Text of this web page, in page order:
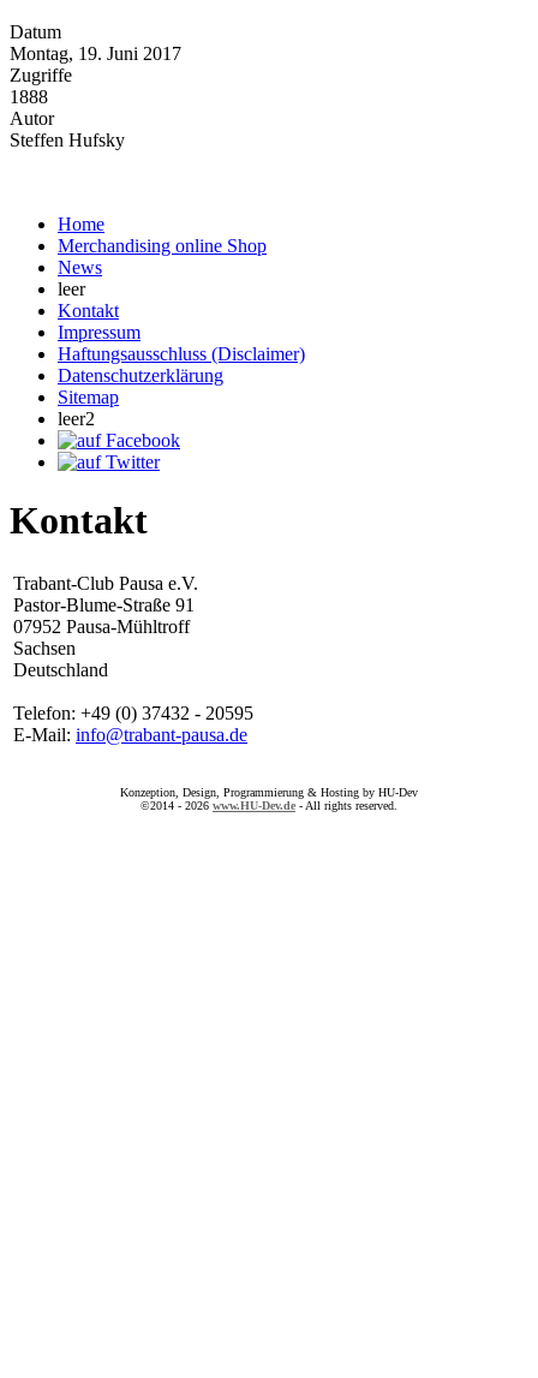
Datum
Montag, 19. Juni 2017
Zugriffe
1888
Autor
Steffen Hufsky
Home
Merchandising online Shop
News
leer
Kontakt
Impressum
Haftungsausschluss (Disclaimer)
Datenschutzerklärung
Sitemap
leer2
Kontakt
Trabant-Club Pausa e.V.
Pastor-Blume-Straße 91
07952 Pausa-Mühltroff
Sachsen
Deutschland
Telefon: +49 (0) 37432 - 20595
E-Mail: info@trabant-pausa.de
Konzeption, Design, Programmierung & Hosting by HU-Dev
©2014 - 2026 www.HU-Dev.de - All rights reserved.